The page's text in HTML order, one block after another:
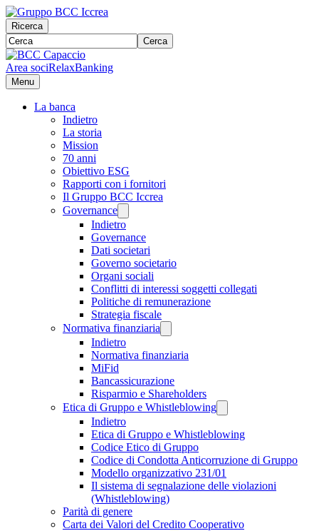
Ricerca
Cerca
Area sociRelaxBanking
Menu
La banca
Indietro
La storia
Mission
70 anni
Obiettivo ESG
Rapporti con i fornitori
Il Gruppo BCC Iccrea
Governance
Indietro
Governance
Dati societari
Governo societario
Organi sociali
Conflitti di interessi soggetti collegati
Politiche di remunerazione
Strategia fiscale
Normativa finanziaria
Indietro
Normativa finanziaria
MiFid
Bancassicurazione
Risparmio e Shareholders
Etica di Gruppo e Whistleblowing
Indietro
Etica di Gruppo e Whistleblowing
Codice Etico di Gruppo
Codice di Condotta Anticorruzione di Gruppo
Modello organizzativo 231/01
Il sistema di segnalazione delle violazioni
(Whistleblowing)
Parità di genere
Carta dei Valori del Credito Cooperativo